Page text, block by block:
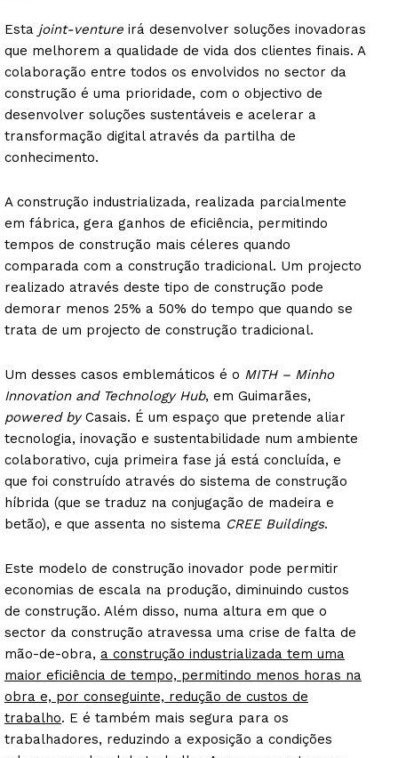
Esta joint-venture irá desenvolver soluções inovadoras
que melhorem a qualidade de vida dos clientes finais. A
colaboração entre todos os envolvidos no sector da
construção é uma prioridade, com o objectivo de
desenvolver soluções sustentáveis e acelerar a
transformação digital através da partilha de
conhecimento.
A construção industrializada, realizada parcialmente
em fábrica, gera ganhos de eficiência, permitindo
tempos de construção mais céleres quando
comparada com a construção tradicional. Um projecto
realizado através deste tipo de construção pode
demorar menos 25% a 50% do tempo que quando se
trata de um projecto de construção tradicional.
Um desses casos emblemáticos é o MITH – Minho
Innovation and Technology Hub, em Guimarães,
powered byCasais. É um espaço que pretende aliar
tecnologia, inovação e sustentabilidade num ambiente
colaborativo, cuja primeira fase já está concluída, e
que foi construído através do sistema de construção
híbrida (que se traduz na conjugação de madeira e
betão), e que assenta no sistema CREE Buildings.
Este modelo de construção inovador pode permitir
economias de escala na produção, diminuindo custos
de construção. Além disso, numa altura em que o
sector da construção atravessa uma crise de falta de
mão-de-obra, a construção industrializada tem uma
maior eficiência de tempo, permitindo menos horas na
obra e, por conseguinte, redução de custos de
trabalho. E é também mais segura para os
trabalhadores, reduzindo a exposição a condições